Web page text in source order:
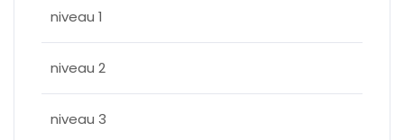
niveau 1
niveau 2
niveau 3